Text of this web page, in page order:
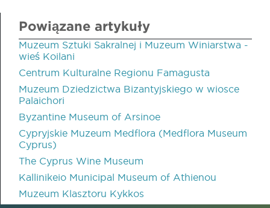
Powiązane artykuły
Muzeum Sztuki Sakralnej i Muzeum Winiarstwa -
wieś Koilani
Centrum Kulturalne Regionu Famagusta
Muzeum Dziedzictwa Bizantyjskiego w wiosce
Palaichori
Byzantine Museum of Arsinoe
Cypryjskie Muzeum Medflora (Medflora Museum
Cyprus)
The Cyprus Wine Museum
Kallinikeio Municipal Museum of Athienou
Muzeum Klasztoru Kykkos